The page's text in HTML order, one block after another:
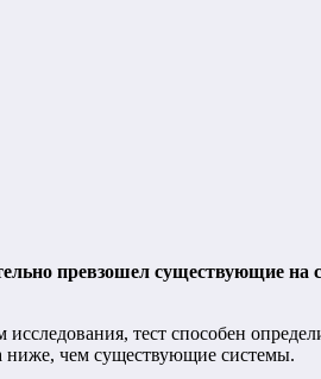
превзошел существующие на
тест способен
ниже, чем существующие системы.